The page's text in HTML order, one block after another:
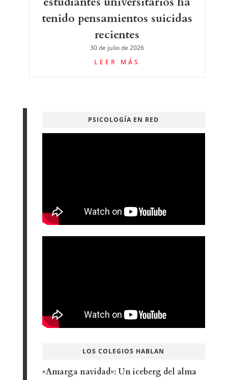
tenido pensamientos suicidas
recientes
30 de julio de 2026
LEER MÁS
PSICOLOGÍA EN RED
LOS COLEGIOS HABLAN
«Amarga navidad»: Un iceberg del alma